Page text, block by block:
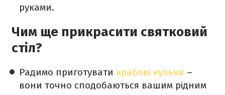
руками.
Чим ще прикрасити святковий
стіл?
Радимо приготувати крабові кульки –
вони точно сподобаються вашим рідним